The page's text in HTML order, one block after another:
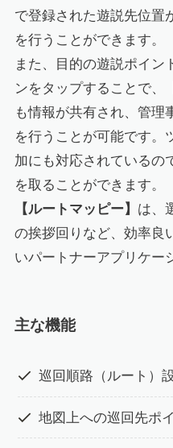
で登録された遊説先位置
を行うことができます。
また、目的の遊説ポイン
ンをタップすることで、
も情報が共有され、管理
を行うことが可能です。
加にも対応されているの
を取ることができます。
【ルートマッピー】 は、
の挨拶回りなど、効率良
いパートナーアプリケー
主な機能
巡回順路（ルート）
地図上への巡回先ポ